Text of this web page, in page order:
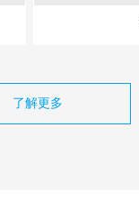
了解更多